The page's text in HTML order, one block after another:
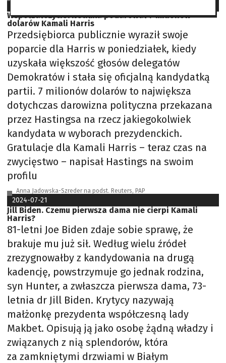
Współzałożyciel Netflixa podarował 7 milionów
dolarów Kamali Harris
Przedsiębiorca publicznie wyraził swoje
poparcie dla Harris w poniedziałek, kiedy
uzyskała większość głosów delegatów
Demokratów i stała się oficjalną kandydatką
partii. 7 milionów dolarów to największa
dotychczas darowizna polityczna przekazana
przez Hastingsa na rzecz jakiegokolwiek
kandydata w wyborach prezydenckich.
Gratulacje dla Kamali Harris – teraz czas na
zwycięstwo – napisał Hastings na swoim
profilu
Anna Jadowska-Szreder na podst. Reuters, PAP
2024-07-21
Jill Biden. Czemu pierwsza dama nie cierpi Kamali
Harris?
81-letni Joe Biden zdaje sobie sprawę, że
brakuje mu już sił. Według wielu źródeł
zrezygnowałby z kandydowania na drugą
kadencję, powstrzymuje go jednak rodzina,
syn Hunter, a zwłaszcza pierwsza dama, 73-
letnia dr Jill Biden. Krytycy nazywają
małżonkę prezydenta współczesną lady
Makbet. Opisują ją jako osobę żądną władzy i
związanych z nią splendorów, która
za zamkniętymi drzwiami w Białym